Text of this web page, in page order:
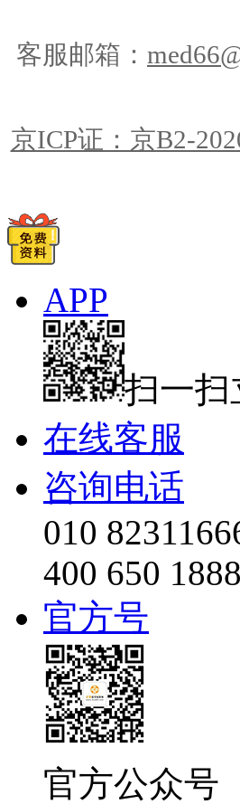
客服邮箱：
京ICP证：京B2-
APP
扫一扫
在线客服
咨询电话
010
400 650 1888
官方号
官方公众号